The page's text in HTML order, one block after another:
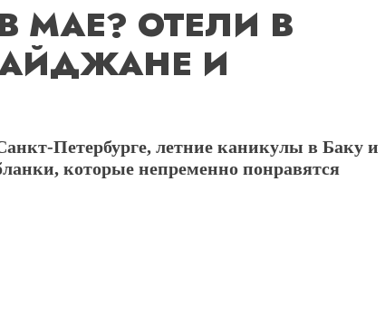
МАЕ? ОТЕЛИ В
И
Петербурге, летние каникулы в Баку и
которые непременно понравятся